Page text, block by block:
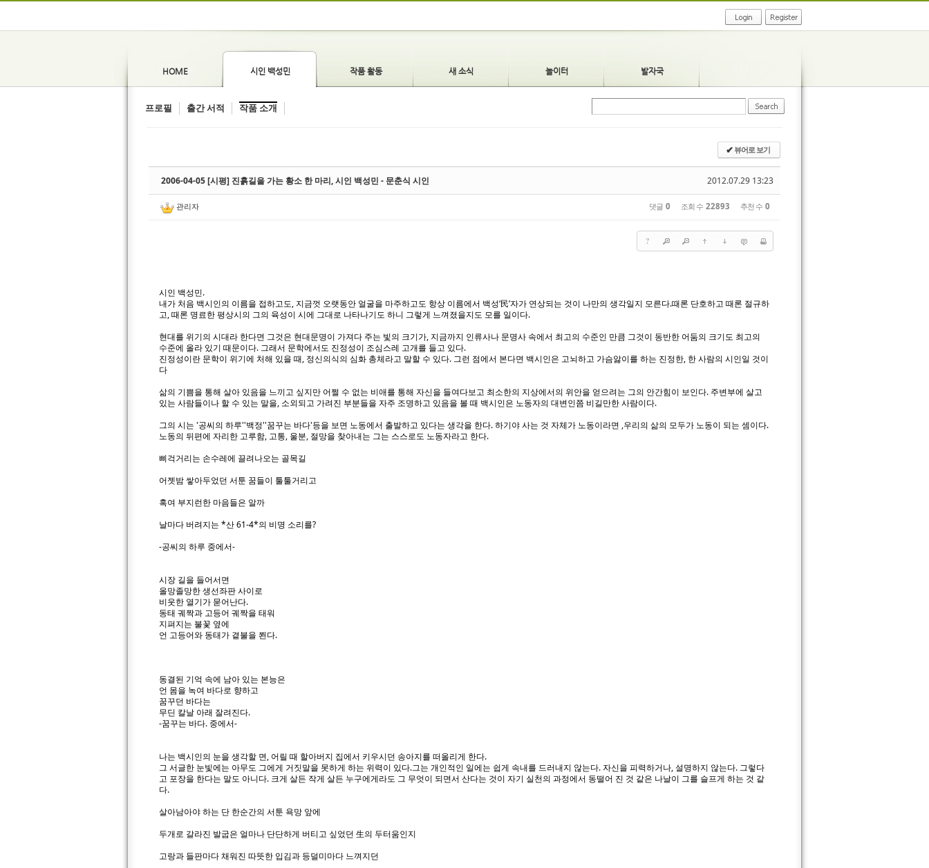
HOME 시인 백성민 작품 활동 새 소식 놀이터 발자국
프로필 출간 서적 작품 소개
✔뷰어로 보기
2012.07.29 13:23
2006-04-05 [시평] 진흙길을 가는 황소 한 마리, 시인 백성민 - 문춘식 시인
관리자 댓글 0 조회 수 22893 추천 수 0
?
시인 백성민.
내가 처음 백시인의 이름을 접하고도, 지금껏 오랫동안 얼굴을 마주하고도 항상 이름에서 백성‘民’자가 연상되는 것이 나만의 생각일지 모른다.때론 단호하고 때론 절규하
고, 때론 명료한 평상시의 그의 육성이 시에 그대로 나타나기도 하니 그렇게 느껴졌을지도 모를 일이다.
현대를 위기의 시대라 한다면 그것은 현대문명이 가져다 주는 빛의 크기가, 지금까지 인류사나 문명사 속에서 최고의 수준인 만큼 그것이 동반한 어둠의 크기도 최고의
수준에 올라 있기 때문이다. 그래서 문학에서도 진정성이 조심스레 고개를 들고 있다.
진정성이란 문학이 위기에 처해 있을 때, 정신의식의 심화 총체라고 말할 수 있다. 그런 점에서 본다면 백시인은 고뇌하고 가슴앓이를 하는 진정한, 한 사람의 시인일 것이
다
삶의 기쁨을 통해 살아 있음을 느끼고 싶지만 어쩔 수 없는 비애를 통해 자신을 들여다보고 최소한의 지상에서의 위안을 얻으려는 그의 안간힘이 보인다. 주변부에 살고
있는 사람들이나 할 수 있는 말을, 소외되고 가려진 부분들을 자주 조명하고 있음을 볼 때 백시인은 노동자의 대변인쯤 비길만한 사람이다.
그의 시는 '공씨의 하루''백정''꿈꾸는 바다'등을 보면 노동에서 출발하고 있다는 생각을 한다. 하기야 사는 것 자체가 노동이라면 ,우리의 삶의 모두가 노동이 되는 셈이다.
노동의 뒤편에 자리한 고루함, 고통, 울분, 절망을 찾아내는 그는 스스로도 노동자라고 한다.
삐걱거리는 손수레에 끌려나오는 골목길
어젯밤 쌓아두었던 서툰 꿈들이 툴툴거리고
혹여 부지런한 마음들은 알까
날마다 버려지는 *산 61-4*의 비명 소리를?
-공씨의 하루 중에서-
시장 길을 들어서면
올망졸망한 생선좌판 사이로
비웃한 열기가 묻어난다.
동태 궤짝과 고등어 궤짝을 태워
지펴지는 불꽃 옆에
언 고등어와 동태가 곁불을 쬔다.
동결된 기억 속에 남아 있는 본능은
언 몸을 녹여 바다로 향하고
꿈꾸던 바다는
무딘 칼날 아래 잘려진다.
-꿈꾸는 바다. 중에서-
나는 백시인의 눈을 생각할 면, 어릴 때 할아버지 집에서 키우시던 송아지를 떠올리게 한다.
그 서글한 눈빛에는 아무도 그에게 거짓말을 못하게 하는 위력이 있다.그는 개인적인 일에는 쉽게 속내를 드러내지 않는다. 자신을 피력하거나, 설명하지 않는다. 그렇다
고 포장을 한다는 말도 아니다. 크게 살든 작게 살든 누구에게라도 그 무엇이 되면서 산다는 것이 자기 실천의 과정에서 동떨어 진 것 같은 나날이 그를 슬프게 하는 것 같
다.
살아남아야 하는 단 한순간의 서툰 욕망 앞에
두개로 갈라진 발굽은 얼마나 단단하게 버티고 싶었던 生의 두터움인지
고랑과 들판마다 채워진 따뜻한 입김과 등덜미마다 느껴지던